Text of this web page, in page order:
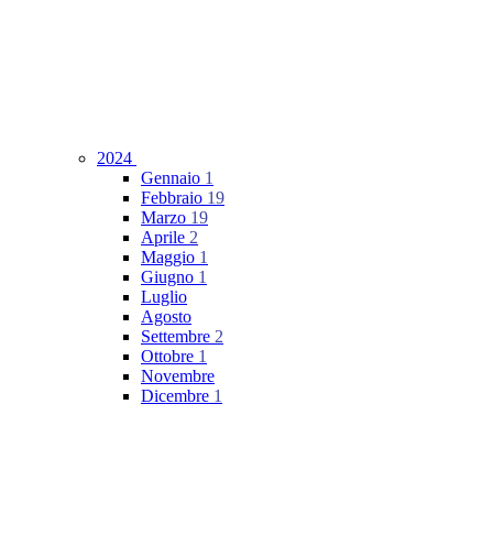
2024
Gennaio 1
Febbraio 19
Marzo 19
Aprile 2
Maggio 1
Giugno 1
Luglio
Agosto
Settembre 2
Ottobre 1
Novembre
Dicembre 1